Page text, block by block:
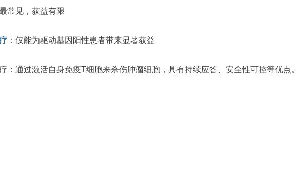
常见，获益有限
：仅能为驱动基因阳性患者带来显著获益
：通过激活自身免疫T细胞来杀伤肿瘤细胞，具有持续应答、安全性可控等优点。